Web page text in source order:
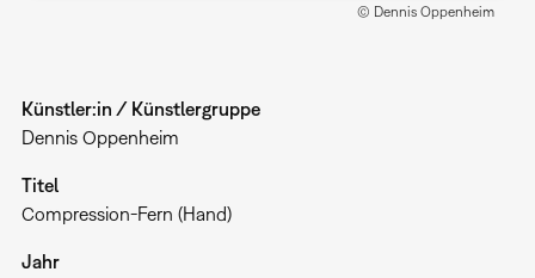
© Dennis Oppenheim
Künstler:in / Künstlergruppe
Dennis Oppenheim
Titel
Compression-Fern (Hand)
Jahr